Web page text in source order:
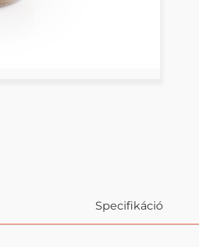
Specifikáció